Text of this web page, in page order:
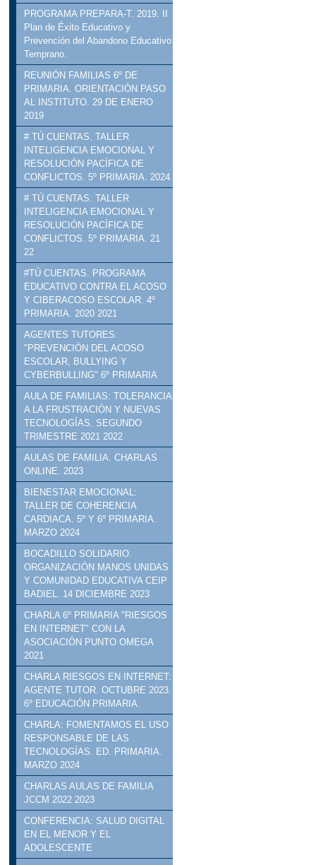
PROGRAMA PREPARA-T. 2019. II
Plan de Éxito Educativo y
Prevención del Abandono Educativo
Temprano.
REUNIÓN FAMILIAS 6º DE
PRIMARIA. ORIENTACIÓN PASO
AL INSTITUTO. 29 DE ENERO
2019
# TÚ CUENTAS. TALLER
INTELIGENCIA EMOCIONAL Y
RESOLUCIÓN PACÍFICA DE
CONFLICTOS. 5º PRIMARIA. 2024
# TÚ CUENTAS. TALLER
INTELIGENCIA EMOCIONAL Y
RESOLUCIÓN PACÍFICA DE
CONFLICTOS. 5º PRIMARIA. 21
22
#TÚ CUENTAS. PROGRAMA
EDUCATIVO CONTRA EL ACOSO
Y CIBERACOSO ESCOLAR. 4º
PRIMARIA. 2020 2021
AGENTES TUTORES:
"PREVENCIÓN DEL ACOSO
ESCOLAR, BULLYING Y
CYBERBULLING" 6º PRIMARIA
AULA DE FAMILIAS: TOLERANCIA
A LA FRUSTRACIÓN Y NUEVAS
TECNOLOGÍAS. SEGUNDO
TRIMESTRE 2021 2022
AULAS DE FAMILIA. CHARLAS
ONLINE. 2023
BIENESTAR EMOCIONAL:
TALLER DE COHERENCIA
CARDIACA. 5º Y 6º PRIMARIA.
MARZO 2024
BOCADILLO SOLIDARIO.
ORGANIZACIÓN MANOS UNIDAS
Y COMUNIDAD EDUCATIVA CEIP
BADIEL. 14 DICIEMBRE 2023
CHARLA 6º PRIMARIA "RIESGOS
EN INTERNET" CON LA
ASOCIACIÓN PUNTO OMEGA
2021
CHARLA RIESGOS EN INTERNET:
AGENTE TUTOR. OCTUBRE 2023.
6º EDUCACIÓN PRIMARIA.
CHARLA: FOMENTAMOS EL USO
RESPONSABLE DE LAS
TECNOLOGÍAS. ED. PRIMARIA.
MARZO 2024
CHARLAS AULAS DE FAMILIA
JCCM 2022 2023
CONFERENCIA: SALUD DIGITAL
EN EL MENOR Y EL
ADOLESCENTE